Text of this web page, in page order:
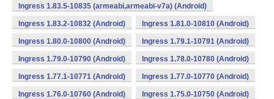
Ingress 1.83.5-10835 (armeabi,armeabi-v7a) (Android)
Ingress 1.83.2-10832 (Android) Ingress 1.81.0-10810 (Android)
Ingress 1.80.0-10800 (Android) Ingress 1.79.1-10791 (Android)
Ingress 1.79.0-10790 (Android) Ingress 1.78.0-10780 (Android)
Ingress 1.77.1-10771 (Android) Ingress 1.77.0-10770 (Android)
Ingress 1.76.0-10760 (Android) Ingress 1.75.0-10750 (Android)